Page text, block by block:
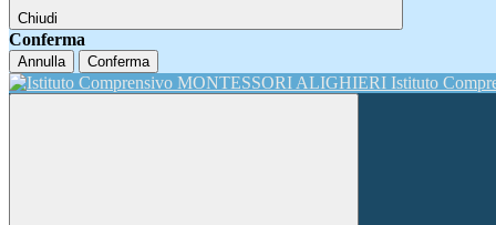
Chiudi
Conferma
Annulla Conferma
Istituto